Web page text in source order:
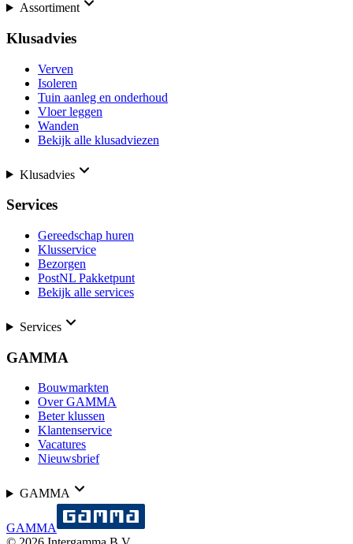
Assortiment
Klusadvies
Verven
Isoleren
Tuin aanleg en onderhoud
Vloer leggen
Wanden
Bekijk alle klusadviezen
Klusadvies
Services
Gereedschap huren
Klusservice
Bezorgen
PostNL Pakketpunt
Bekijk alle services
Services
GAMMA
Bouwmarkten
Over GAMMA
Beter klussen
Klantenservice
Vacatures
Nieuwsbrief
GAMMA
GAMMA